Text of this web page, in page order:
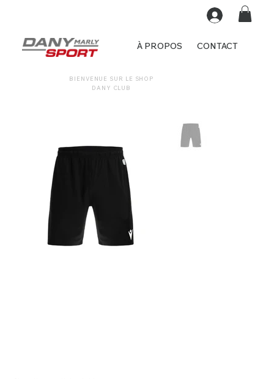
DANY CLUB
BIENVENUE SUR LE SHOP
À PROPOS CONTACT